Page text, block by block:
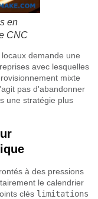
en
CNC
demande une
avec lesquelles
mixte
pas d'abandonner
une stratégie plus
à des pressions
le calendrier
clés limitations